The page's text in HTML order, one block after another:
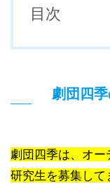
目次
劇団四
劇団四季は、オー
研究生を募集して